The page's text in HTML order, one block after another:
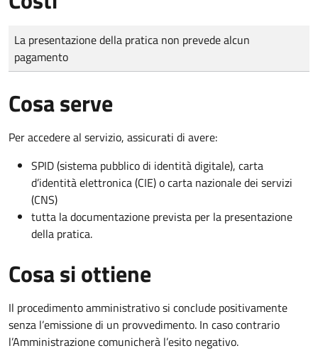
Tipo di pagamento
Importo
La presentazione della pratica non prevede alcun
pagamento
Cosa serve
Per accedere al servizio, assicurati di avere:
SPID (sistema pubblico di identità digitale), carta
d’identità elettronica (CIE) o carta nazionale dei servizi
(CNS)
tutta la documentazione prevista per la presentazione
della pratica.
Cosa si ottiene
Il procedimento amministrativo si conclude positivamente
senza l’emissione di un provvedimento. In caso contrario
l’Amministrazione comunicherà l’esito negativo.